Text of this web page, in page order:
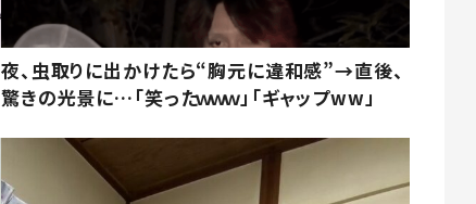
夜、虫取りに出かけたら“胸元に違和感”→直後、
驚きの光景に…「笑ったｗｗｗ」「ギャップww」